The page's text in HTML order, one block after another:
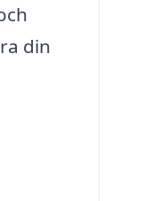
din